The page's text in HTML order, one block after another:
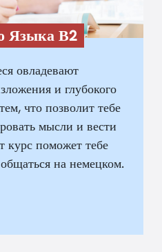
Языка В2
овладевают
и глубокого
что позволит тебе
мысли и вести
курс поможет тебе
на немецком.